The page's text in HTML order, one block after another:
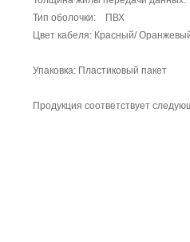
Тип оболочки: ПВХ
Цвет кабеля: Красный/
Упаковка: Пластиковый пакет
Продукция соответствует